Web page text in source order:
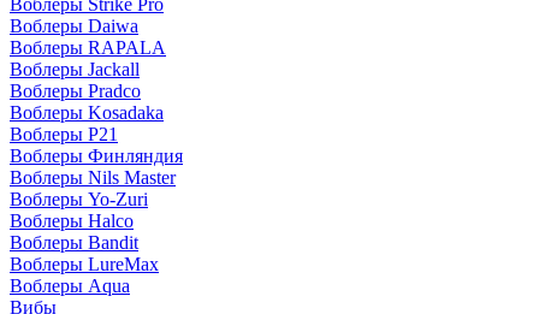
Воблеры Strike Pro
Воблеры Daiwa
Воблеры RAPALA
Воблеры Jackall
Воблеры Pradco
Воблеры Kosadaka
Воблеры P21
Воблеры Финляндия
Воблеры Nils Master
Воблеры Yo-Zuri
Воблеры Halco
Воблеры Bandit
Воблеры LureMax
Воблеры Aqua
Вибы